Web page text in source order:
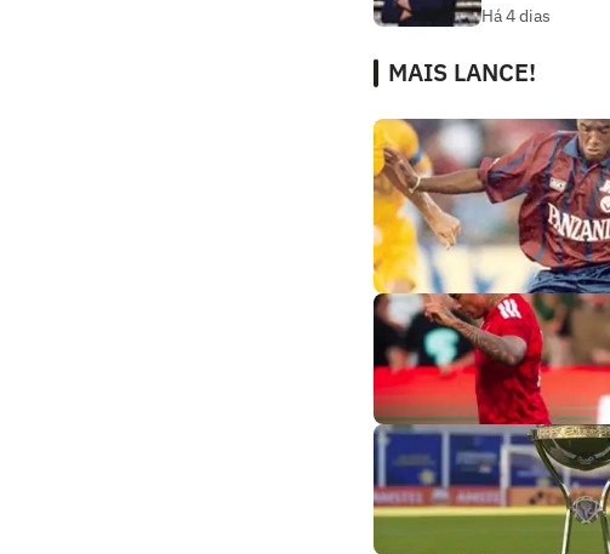
Há 4 dias
MAIS LANCE!